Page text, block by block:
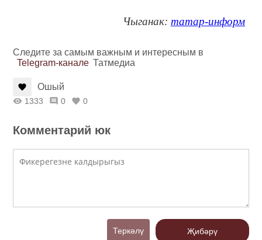
Чыганак: татар-информ
Следите за самым важным и интересным в
Telegram-канале Татмедиа
Ошый
1333 0 0
Комментарий юк
Теркәлү Җибәрү